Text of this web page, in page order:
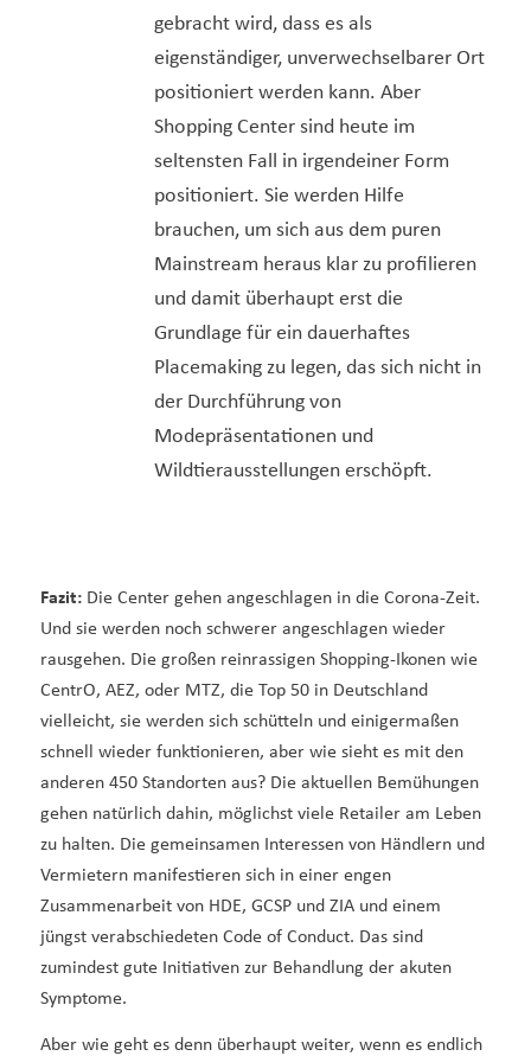
gebracht wird, dass es als
eigenständiger, unverwechselbarer Ort
positioniert werden kann. Aber
Shopping Center sind heute im
seltensten Fall in irgendeiner Form
positioniert. Sie werden Hilfe
brauchen, um sich aus dem puren
Mainstream heraus klar zu profilieren
und damit überhaupt erst die
Grundlage für ein dauerhaftes
Placemaking zu legen, das sich nicht in
der Durchführung von
Modepräsentationen und
Wildtierausstellungen erschöpft.
Fazit:Die Center gehen angeschlagen in die Corona-Zeit.
Und sie werden noch schwerer angeschlagen wieder
rausgehen. Die großen reinrassigen Shopping-Ikonen wie
CentrO, AEZ, oder MTZ, die Top 50 in Deutschland
vielleicht, sie werden sich schütteln und einigermaßen
schnell wieder funktionieren, aber wie sieht es mit den
anderen 450 Standorten aus? Die aktuellen Bemühungen
gehen natürlich dahin, möglichst viele Retailer am Leben
zu halten. Die gemeinsamen Interessen von Händlern und
Vermietern manifestieren sich in einer engen
Zusammenarbeit von HDE, GCSP und ZIA und einem
jüngst verabschiedeten Code of Conduct. Das sind
zumindest gute Initiativen zur Behandlung der akuten
Symptome.
Aber wie geht es denn überhaupt weiter, wenn es endlich